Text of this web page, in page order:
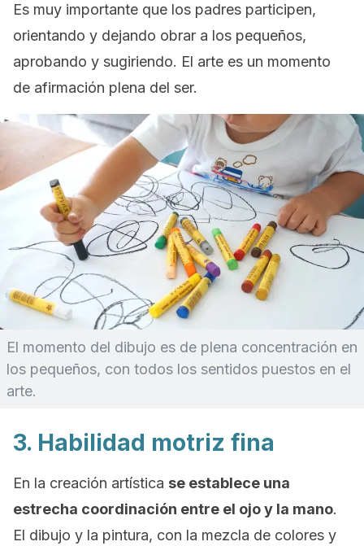
Es muy importante que los padres participen,
orientando y dejando obrar a los pequeños,
aprobando y sugiriendo. El arte es un momento
de afirmación plena del ser.
El momento del dibujo es de plena concentración en
los pequeños, con todos los sentidos puestos en el
arte.
3. Habilidad motriz fina
En la creación artística se establece una
estrecha coordinación entre el ojo y la mano.
El dibujo y la pintura, con la mezcla de colores y